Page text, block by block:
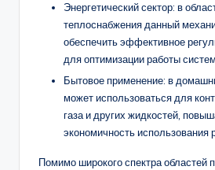
Энергетический сектор: в
теплоснабжения данный
обеспечить эффективное
для оптимизации работы
Бытовое применение: в
может использоваться для
газа и других жидкостей,
экономичность использования
Помимо широкого спектра областей